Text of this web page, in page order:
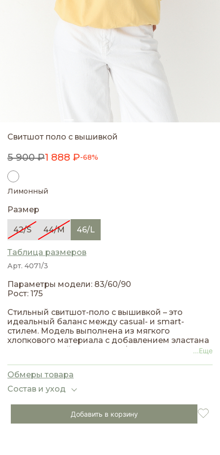
Свитшот поло с вышивкой
5 900 ₽1 888 ₽-68%
Лимонный
Размер
42/S 44/M 46/L
Таблица размеров
Добавить в корзину
Арт. 4071/3
Параметры модели: 83/60/90
Рост: 175
Стильный свитшот-поло с вышивкой – это
идеальный баланс между casual- и smart-
стилем. Модель выполнена из мягкого
хлопкового материала с добавлением эластана
для идеальной посадки по фигуре.
вышивка придают образу утонченность, а
свободный крой обеспечивает комфорт в
течение всего дня.
...Еще
Обмеры товара
Состав и уход